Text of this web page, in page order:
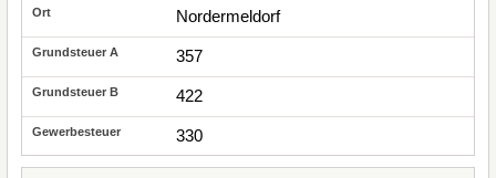
Nordermeldorf
357
422
330